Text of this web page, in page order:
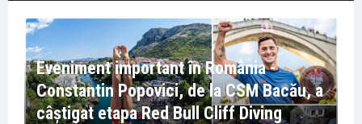
Eveniment important în România -
Constantin Popovici, de la CSM Bacău, a
câștigat etapa Red Bull Cliff Diving